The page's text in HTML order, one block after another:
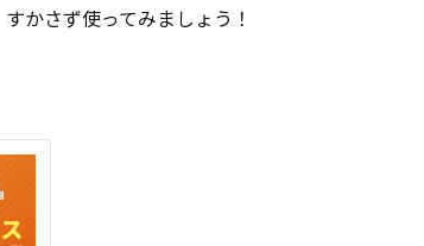
かさず使ってみましょう！